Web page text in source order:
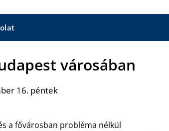
városában
16. péntek
a fővárosban probléma nélkül